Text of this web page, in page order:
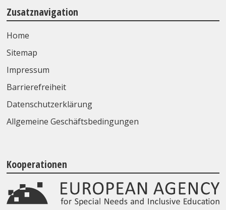
Zusatznavigation
Home
Sitemap
Impressum
Barrierefreiheit
Datenschutzerklärung
Allgemeine Geschäftsbedingungen
Kooperationen